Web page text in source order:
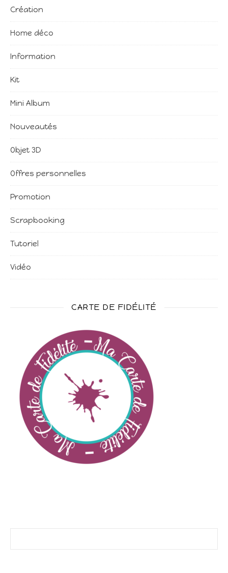
Création
Home déco
Information
Kit
Mini Album
Nouveautés
Objet 3D
Offres personnelles
Promotion
Scrapbooking
Tutoriel
Vidéo
CARTE DE FIDÉLITÉ